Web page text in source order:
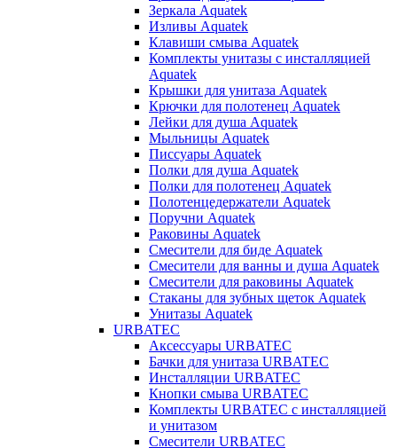
Зеркала Aquatek
Изливы Aquatek
Клавиши смыва Aquatek
Комплекты унитазы с инсталляцией
Aquatek
Крышки для унитаза Aquatek
Крючки для полотенец Aquatek
Лейки для душа Aquatek
Мыльницы Aquatek
Писсуары Aquatek
Полки для душа Aquatek
Полки для полотенец Aquatek
Полотенцедержатели Aquatek
Поручни Aquatek
Раковины Aquatek
Смесители для биде Aquatek
Смесители для ванны и душа Aquatek
Смесители для раковины Aquatek
Стаканы для зубных щеток Aquatek
Унитазы Aquatek
URBATEC
Аксессуары URBATEC
Бачки для унитаза URBATEC
Инсталляции URBATEC
Кнопки смыва URBATEC
Комплекты URBATEC с инсталляцией
и унитазом
Смесители URBATEC